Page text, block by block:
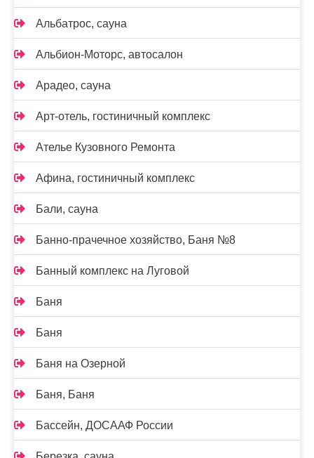
Альбатрос, сауна
Альбион-Моторс, автосалон
Арадео, сауна
Арт-отель, гостиничный комплекс
Ателье Кузовного Ремонта
Афина, гостиничный комплекс
Бали, сауна
Банно-прачечное хозяйство, Баня №8
Банный комплекс на Луговой
Баня
Баня
Баня на Озерной
Баня, Баня
Бассейн, ДОСААФ России